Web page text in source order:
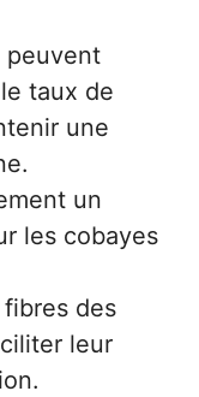
peuvent
taux de
une
un
les cobayes
des
leur